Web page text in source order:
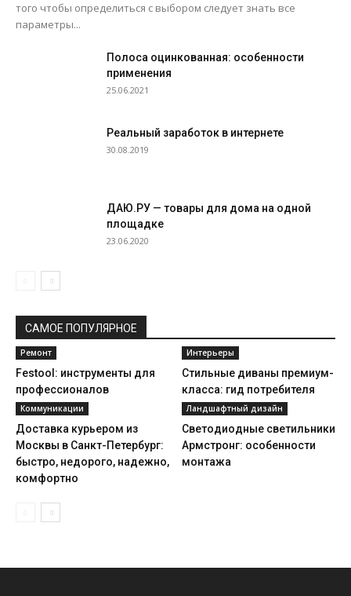
того чтобы определиться с выбором следует знать все
параметры...
Полоса оцинкованная: особенности
применения
25.06.2021
Реальный заработок в интернете
30.08.2019
ДАЮ.РУ — товары для дома на одной
площадке
23.06.2020
САМОЕ ПОПУЛЯРНОЕ
Ремонт
Festool: инструменты для
профессионалов
Интерьеры
Стильные диваны премиум-
класса: гид потребителя
Коммуникации
Доставка курьером из
Москвы в Санкт-Петербург:
быстро, недорого, надежно,
комфортно
Ландшафтный дизайн
Светодиодные светильники
Армстронг: особенности
монтажа